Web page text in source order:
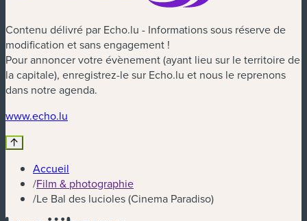
Contenu délivré par Echo.lu - Informations sous réserve de
modification et sans engagement !
Pour annoncer votre évènement (ayant lieu sur le territoire de
la capitale), enregistrez-le sur Echo.lu et nous le reprenons
dans notre agenda.
www.echo.lu
Accueil
/Film & photographie
/Le Bal des lucioles (Cinema Paradiso)